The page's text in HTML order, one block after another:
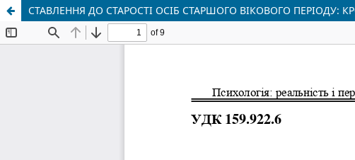
СТАВЛЕННЯ ДО СТАРОСТІ ОСІБ СТАРШОГО ВІКОВОГО ПЕРІОДУ: